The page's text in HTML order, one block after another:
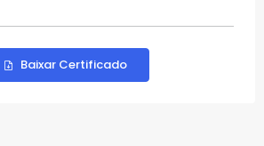
Baixar Certificado